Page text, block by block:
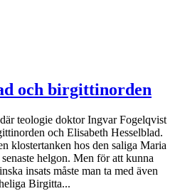
och birgittinorden
teologie doktor Ingvar Fogelqvist
och Elisabeth Hesselblad.
klostertanken hos den saliga Maria
helgon. Men för att kunna
insats måste man ta med även
Birgitta...